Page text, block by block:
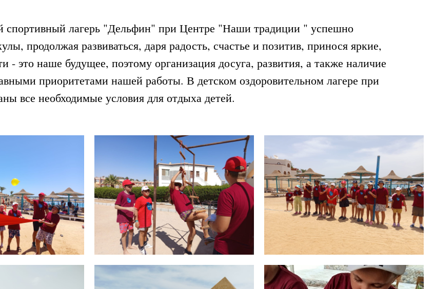
спортивный лагерь "Дельфин" при Центре "Наши традиции " успешно
продолжая развиваться, даря радость, счастье и позитив, принося яркие,
- это наше будущее, поэтому организация досуга, развития, а также наличие
приоритетами нашей работы. В детском оздоровительном лагере при
все необходимые условия для отдыха детей.